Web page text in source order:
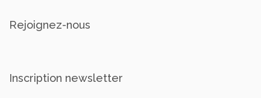
Rejoignez-nous
Inscription newsletter